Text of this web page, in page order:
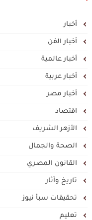
أخبار
أخبار الفن
أخبار عالمية
أخبار عربية
أخبار مصر
اقتصاد
الأزهر الشريف
الصحة والجمال
القانون المصري
تاريخ وآثار
تحقيقات سبأ نيوز
تعليم